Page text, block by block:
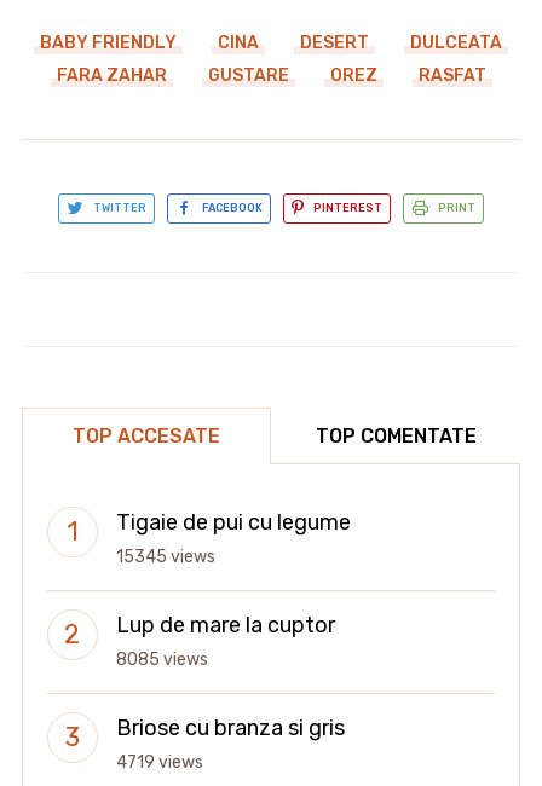
BABY FRIENDLY CINA DESERT
DULCEATA
FARA ZAHAR
GUSTARE OREZ RASFAT
TWITTER FACEBOOK PINTEREST PRINT
TOP ACCESATE TOP COMENTATE
Tigaie de pui cu legume
15345 views
Lup de mare la cuptor
8085 views
Briose cu branza si gris
4719 views